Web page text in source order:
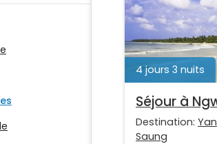
4 jours 3 nuits
Séjour à
Destination:
Saung